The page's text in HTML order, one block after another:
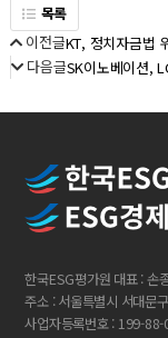
목록
이전글KT, 정치자금법
다음글SK이노베이션,
한국ESG평가원 대표 : 손
주소 : 서울특별시 서대문
사업자등록번호 : 199-